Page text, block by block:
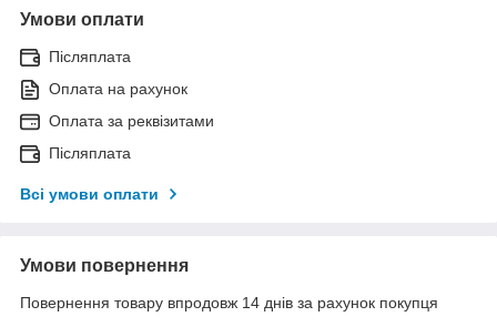
Умови оплати
Післяплата
Оплата на рахунок
Оплата за реквізитами
Післяплата
Всі умови оплати
Умови повернення
Повернення товару впродовж 14 днів за рахунок покупця